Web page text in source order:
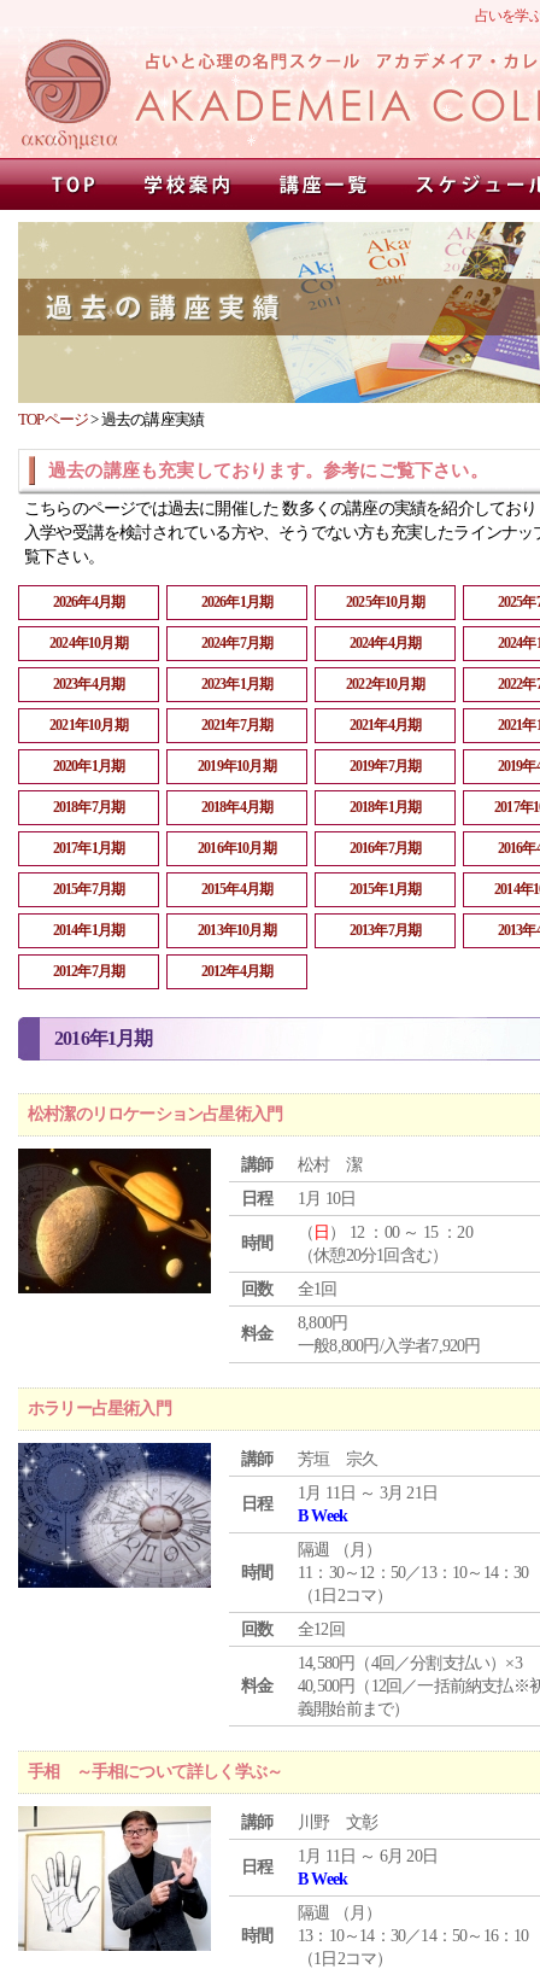
占いを学
TOPページ>過去の講座実績
過去の講座も充実しております。参考にご覧下さい。
こちらのページでは過去に開催した 数多くの講座の実績を紹介してお
入学や受講を検討されている方や、そうでない方も充実したラインナッ
覧下さい。
2026年4月期 2026年1月期 2025年10月期 2025
2024年10月期 2024年7月期 2024年4月期 2024
2023年4月期 2023年1月期 2022年10月期 2022
2021年10月期 2021年7月期 2021年4月期 2021
2020年1月期 2019年10月期 2019年7月期 2019
2018年7月期 2018年4月期 2018年1月期 2017年
2017年1月期 2016年10月期 2016年7月期 2016
2015年7月期 2015年4月期 2015年1月期 2014年
2014年1月期 2013年10月期 2013年7月期 2013
2012年7月期 2012年4月期
2016年1月期
松村潔のリロケーション占星術入門
講師
松村 潔
日程
1月 10日
時間
（ 日 ） 12 ：00 ～ 15 ：20
（休憩20分1回含む）
回数
全1回
料金
8,800円
一般8,800円/入学者7,920円
ホラリー占星術入門
講師 芳垣 宗久
日程
1月 11日 ～ 3月 21日
B Week
時間
隔週 （ 月 ）
11：30～12：50／13：10～14：30
（1日2コマ）
回数
全12回
料金
14,580円（4回／分割支払い）×3
40,500円（12回／一括前納支払※
義開始前まで）
手相 ～手相について詳しく学ぶ～
講師 川野 文彰
日程
1月 11日 ～ 6月 20日
B Week
時間
隔週 （ 月 ）
13：10～14：30／14：50～16：10
（1日2コマ）